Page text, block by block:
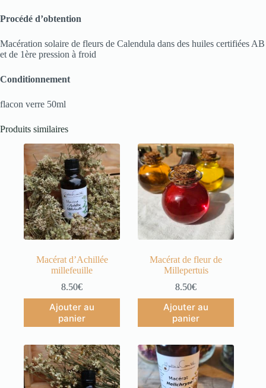
Procédé d’obtention
Macération solaire de fleurs de Calendula dans des huiles certifiées AB
et de 1ère pression à froid
Conditionnement
flacon verre 50ml
Produits similaires
Macérat d’Achillée
millefeuille
8.50€
Ajouter au
panier
Macérat de fleur de
Millepertuis
8.50€
Ajouter au
panier